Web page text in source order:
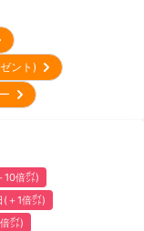
ゼント)
ー
10倍㌽)
＋1倍㌽)
㌽)